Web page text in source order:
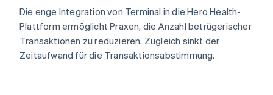
Die enge Integration von Terminal in die Hero Health-
Plattform ermöglicht Praxen, die Anzahl betrügerischer
Transaktionen zu reduzieren. Zugleich sinkt der
Zeitaufwand für die Transaktionsabstimmung.